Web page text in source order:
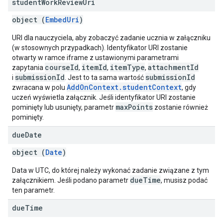
studentWorkReviewUri
object (EmbedUri)
URI dla nauczyciela, aby zobaczyć zadanie ucznia w załączniku
(w stosownych przypadkach). Identyfikator URI zostanie
otwarty w ramce iframe z ustawionymi parametrami
zapytania courseId, itemId, itemType, attachmentId
i submissionId . Jest to ta sama wartość submissionId
zwracana w polu AddOnContext.studentContext, gdy
uczeń wyświetla załącznik. Jeśli identyfikator URI zostanie
pominięty lub usunięty, parametr maxPoints zostanie również
pominięty.
dueDate
object (Date)
Data w UTC, do której należy wykonać zadanie związane z tym
załącznikiem. Jeśli podano parametr dueTime, musisz podać
ten parametr.
dueTime